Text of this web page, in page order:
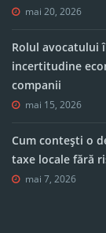
mai 20, 2026
Rolul avocatului
incertitudine
companii
mai 15, 2026
Cum contești o
taxe locale fără
mai 7, 2026